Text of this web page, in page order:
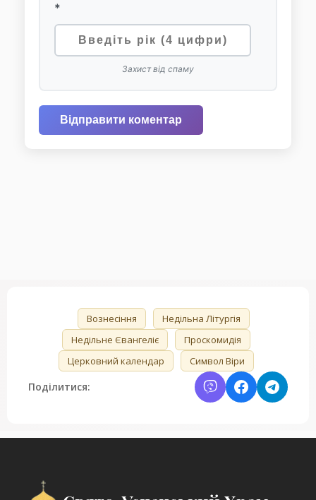
*
Захист від спаму
Відправити коментар
Вознесіння
Недільна Літургія
Недільне Євангеліє
Проскомидія
Церковний календар
Символ Віри
Поділитися: